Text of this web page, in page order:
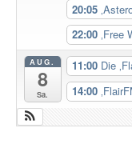
20:05
22:00 ‚Free
AUG.
8
Sa.
11:00 Die
14:00